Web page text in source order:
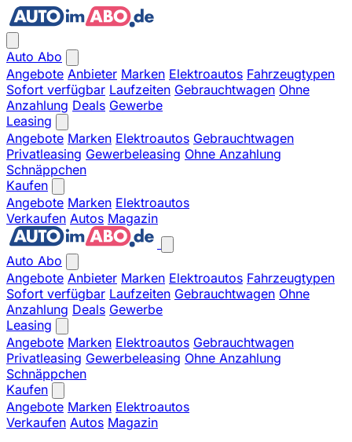
Auto Abo
Angebote Anbieter Marken Elektroautos Fahrzeugtypen
Sofort verfügbar Laufzeiten Gebrauchtwagen Ohne
Anzahlung Deals Gewerbe
Leasing
Angebote Marken Elektroautos Gebrauchtwagen
Privatleasing Gewerbeleasing Ohne Anzahlung
Schnäppchen
Kaufen
Angebote Marken Elektroautos
Verkaufen Autos Magazin
Auto Abo
Angebote Anbieter Marken Elektroautos Fahrzeugtypen
Sofort verfügbar Laufzeiten Gebrauchtwagen Ohne
Anzahlung Deals Gewerbe
Leasing
Angebote Marken Elektroautos Gebrauchtwagen
Privatleasing Gewerbeleasing Ohne Anzahlung
Schnäppchen
Kaufen
Angebote Marken Elektroautos
Verkaufen Autos Magazin